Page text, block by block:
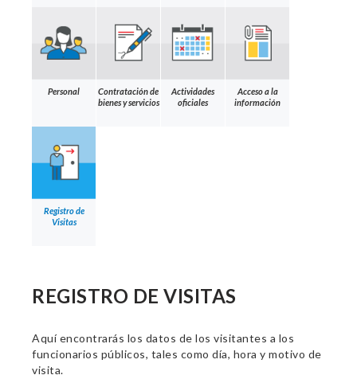
Personal
Contratación de
bienes y servicios
Actividades
oficiales
Acceso a la
información
Registro de
Visitas
REGISTRO DE VISITAS
Aquí encontrarás los datos de los visitantes a los
funcionarios públicos, tales como día, hora y motivo de
visita.